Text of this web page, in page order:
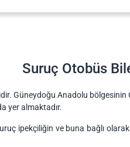
Suruç Otobüs
Güneydoğu Anadolu bölgesinin
yer almaktadır.
ipekçiliğin ve buna bağlı